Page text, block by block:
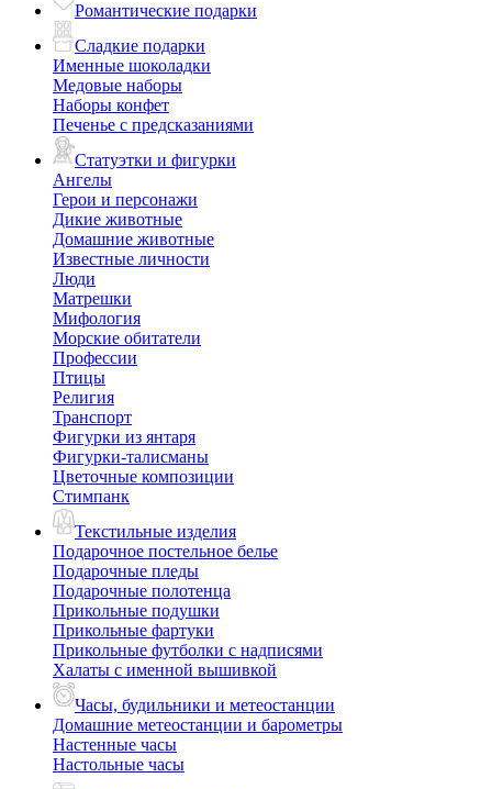
Романтические подарки
Сладкие подарки
Именные шоколадки
Медовые наборы
Наборы конфет
Печенье с предсказаниями
Статуэтки и фигурки
Ангелы
Герои и персонажи
Дикие животные
Домашние животные
Известные личности
Люди
Матрешки
Мифология
Морские обитатели
Профессии
Птицы
Религия
Транспорт
Фигурки из янтаря
Фигурки-талисманы
Цветочные композиции
Стимпанк
Текстильные изделия
Подарочное постельное белье
Подарочные пледы
Подарочные полотенца
Прикольные подушки
Прикольные фартуки
Прикольные футболки с надписями
Халаты с именной вышивкой
Часы, будильники и метеостанции
Домашние метеостанции и барометры
Настенные часы
Настольные часы